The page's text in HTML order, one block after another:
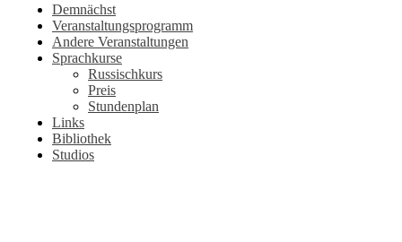
Demnächst
Veranstaltungsprogramm
Andere Veranstaltungen
Sprachkurse
Russischkurs
Preis
Stundenplan
Links
Bibliothek
Studios